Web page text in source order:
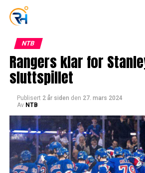
NTB
Rangers klar for
sluttspillet
Publisert 2 år siden den 27. mars 2024
Av NTB